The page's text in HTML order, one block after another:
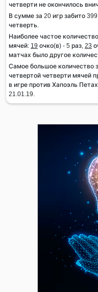
четверти не окончилось
В сумме за 20 игр забито
четверть.
Наиболее частое
мячей: 19 очко(в) - 5 раз, 23
матчах было другое
Самое большое количество
четвертой четверти мячей
в игре против Хапоэль
21.01.19.